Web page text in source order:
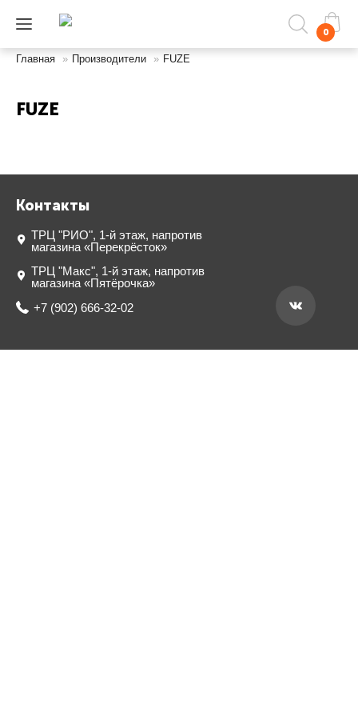
0
Главная » Производители » FUZE
FUZE
Контакты
ТРЦ "РИО", 1-й этаж, напротив
магазина «Перекрёсток»
ТРЦ "Макс", 1-й этаж, напротив
магазина «Пятёрочка»
+7 (902) 666-32-02